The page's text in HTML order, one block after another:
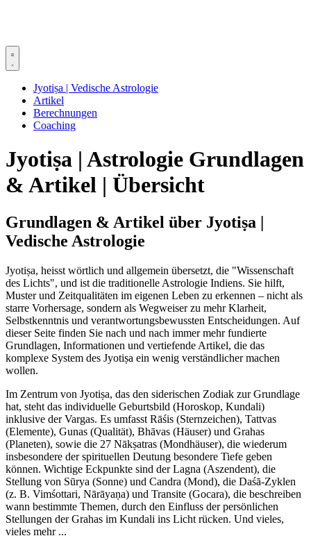
Jyotiṣa | Vedische Astrologie
Artikel
Berechnungen
Coaching
Jyotiṣa | Astrologie Grundlagen
& Artikel | Übersicht
Grundlagen & Artikel über Jyotiṣa |
Vedische Astrologie
Jyotiṣa, heisst wörtlich und allgemein übersetzt, die "Wissenschaft
des Lichts", und ist die traditionelle Astrologie Indiens. Sie hilft,
Muster und Zeitqualitäten im eigenen Leben zu erkennen – nicht als
starre Vorhersage, sondern als Wegweiser zu mehr Klarheit,
Selbstkenntnis und verantwortungsbewussten Entscheidungen. Auf
dieser Seite finden Sie nach und nach immer mehr fundierte
Grundlagen, Informationen und vertiefende Artikel, die das
komplexe System des Jyotiṣa ein wenig verständlicher machen
wollen.
Im Zentrum von Jyotiṣa, das den siderischen Zodiak zur Grundlage
hat, steht das individuelle Geburtsbild (Horoskop, Kundali)
inklusive der Vargas. Es umfasst Rāśis (Sternzeichen), Tattvas
(Elemente), Gunas (Qualität), Bhāvas (Häuser) und Grahas
(Planeten), sowie die 27 Nākṣatras (Mondhäuser), die wiederum
insbesondere der spirituellen Deutung besondere Tiefe geben
können. Wichtige Eckpunkte sind der Lagna (Aszendent), die
Stellung von Sūrya (Sonne) und Candra (Mond), die Daśā-Zyklen
(z. B. Vimśottari, Nārāyaṇa) und Transite (Gocara), die beschreiben
wann bestimmte Themen, durch den Einfluss der persönlichen
Stellungen der Grahas im Kundali ins Licht rücken. Und vieles,
vieles mehr ...